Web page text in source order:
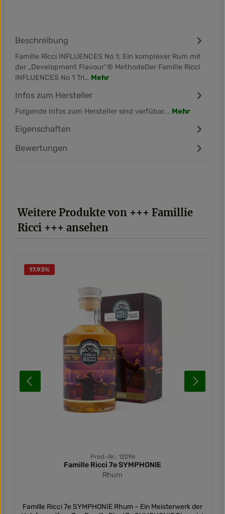
Beschreibung
Famille Ricci INFLUENCES No 1: Ein komplexer Rum mit
der „Development Flavour“® MethodeDer Famille Ricci
INFLUENCES No 1 Tri… Mehr
Infos zum Hersteller
Folgende Infos zum Hersteller sind verfübar... Mehr
Eigenschaften
Bewertungen
Produktgalerie überspringen
Weitere Produkte von +++ Famillie
Ricci +++ ansehen
17.93%
Prod.-Nr.: 12296
Famille Ricci 7e SYMPHONIE
Rhum
Famille Ricci 7e SYMPHONIE Rhum – Ein Meisterwerk der